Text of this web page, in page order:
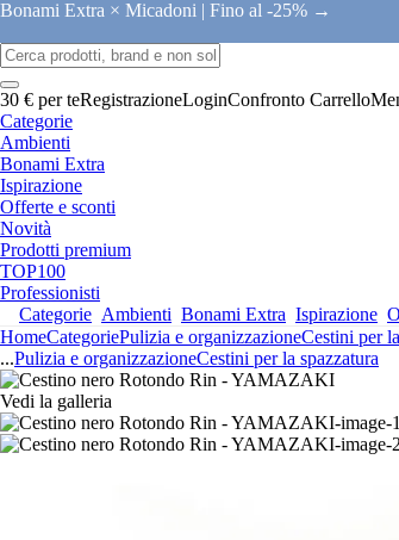
Bonami Extra × Micadoni | Fino al -25% →
30 € per teRegistrazioneLoginConfronto Carrello
Categorie
Ambienti
Bonami Extra
Ispirazione
Offerte e sconti
Novità
Prodotti premium
TOP100
Professionisti
Categorie Ambienti Bonami Extra Ispirazione
HomeCategoriePulizia e organizzazioneCestini per
...Pulizia e organizzazioneCestini per la spazzatura
Vedi la galleria